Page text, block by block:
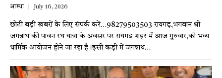
आस्था July 16, 2026
छोटी बड़ी खबरों के लिए संपर्क करें…98279503503 रायगढ़,भगवान श्री
जगन्नाथ की पावन रथ यात्रा के अवसर पर रायगढ़ शहर में आज गुरुवार,को भव्य
धार्मिक आयोजन होने जा रहा है।इसी कड़ी में जगन्नाथ…